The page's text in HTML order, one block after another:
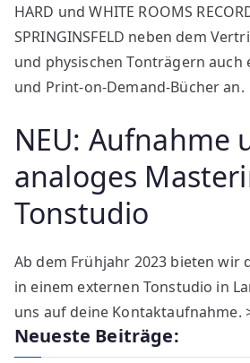
HARD und WHITE ROOMS
SPRINGINSFELD neben dem
und physischen Tonträgern auch
und Print-on-Demand-Bücher an.
NEU: Aufnahme
analoges
Tonstudio
Ab dem Frühjahr 2023 bieten wir
in einem externen Tonstudio in
uns auf deine Kontaktaufnahme.
Neueste Beiträge: